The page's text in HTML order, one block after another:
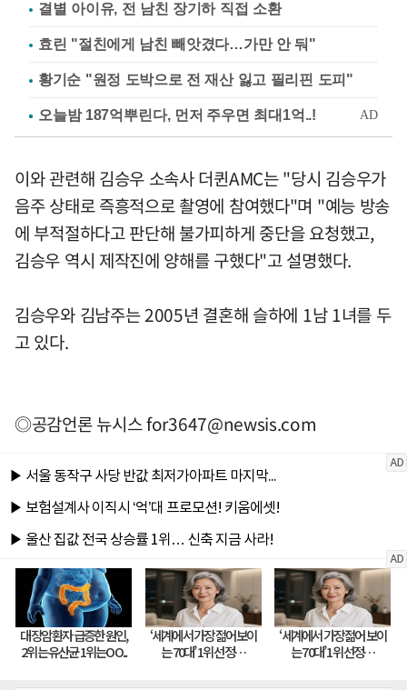
결별 아이유, 전 남친 장기하 직접 소환
효린 "절친에게 남친 빼앗겼다…가만 안 둬"
황기순 "원정 도박으로 전 재산 잃고 필리핀 도피"
이와 관련해 김승우 소속사 더퀸AMC는 "당시 김승우가
음주 상태로 즉흥적으로 촬영에 참여했다"며 "예능 방송
에 부적절하다고 판단해 불가피하게 중단을 요청했고,
김승우 역시 제작진에 양해를 구했다"고 설명했다.
김승우와 김남주는 2005년 결혼해 슬하에 1남 1녀를 두
고 있다.
◎공감언론 뉴시스for3647@newsis.com